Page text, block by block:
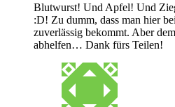
Blutwurst! Und Apfel! Und
:D! Zu dumm, dass man hier
zuverlässig bekommt. Aber
abhelfen… Dank fürs Teilen!